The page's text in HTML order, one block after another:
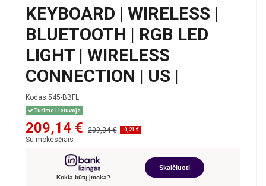
KEYBOARD | WIRELESS |
BLUETOOTH | RGB LED
LIGHT | WIRELESS
CONNECTION | US |
Kodas 545-BBFL
Turime Lietuvoje
209,14 € 209,34 € -0,21 €
Su mokesčiais
Kokia būtų įmoka?
Skaičiuoti